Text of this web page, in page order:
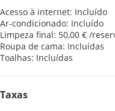
Acesso à internet: Incluído
Ar-condicionado: Incluído
Limpeza final: 50,00 € /
Roupa de cama: Incluídas
Toalhas: Incluídas
Taxas